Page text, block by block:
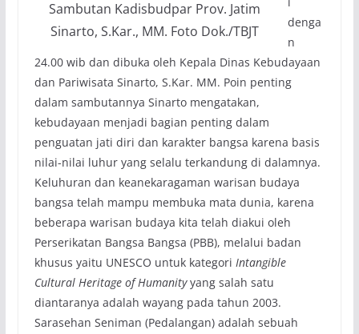
Sambutan Kadisbudpar Prov. Jatim
Sinarto, S.Kar., MM. Foto Dok./TBJT
denga
n
24.00 wib dan dibuka oleh Kepala Dinas Kebudayaan
dan Pariwisata Sinarto, S.Kar. MM. Poin penting
dalam sambutannya Sinarto mengatakan,
kebudayaan menjadi bagian penting dalam
penguatan jati diri dan karakter bangsa karena basis
nilai-nilai luhur yang selalu terkandung di dalamnya.
Keluhuran dan keanekaragaman warisan budaya
bangsa telah mampu membuka mata dunia, karena
beberapa warisan budaya kita telah diakui oleh
Perserikatan Bangsa Bangsa (PBB), melalui badan
khusus yaitu UNESCO untuk kategori Intangible
Cultural Heritage of Humanityyang salah satu
diantaranya adalah wayang pada tahun 2003.
Sarasehan Seniman (Pedalangan) adalah sebuah